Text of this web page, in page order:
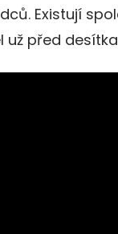
Existují
už před